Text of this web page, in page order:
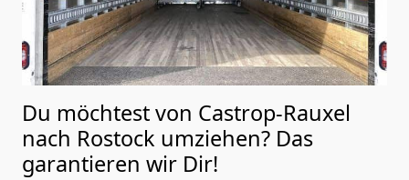
Du möchtest von Castrop-Rauxel
nach Rostock umziehen? Das
garantieren wir Dir!